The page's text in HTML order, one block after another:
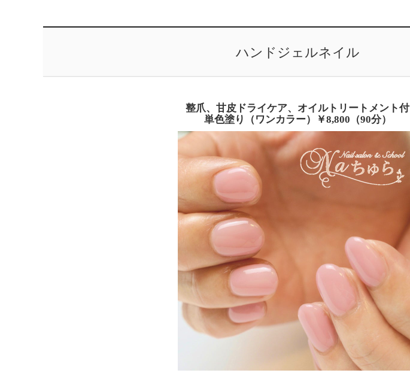
ハンドジェルネイル
整爪、甘皮ドライケア、オイルトリートメント付
単色塗り（ワンカラー）￥8,800（90分）